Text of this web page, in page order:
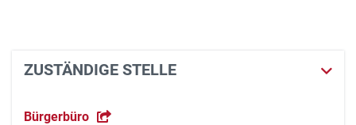
ZUSTÄNDIGE STELLE
Bürgerbüro